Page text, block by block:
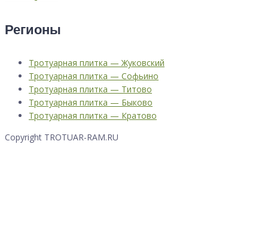
Регионы
Тротуарная плитка — Жуковский
Тротуарная плитка — Софьино
Тротуарная плитка — Титово
Тротуарная плитка — Быково
Тротуарная плитка — Кратово
Copyright TROTUAR-RAM.RU